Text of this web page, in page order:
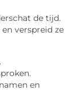
de tijd.
verspreid ze
en